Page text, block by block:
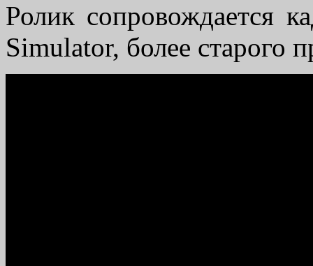
Ролик сопровождается
Simulator, более старого